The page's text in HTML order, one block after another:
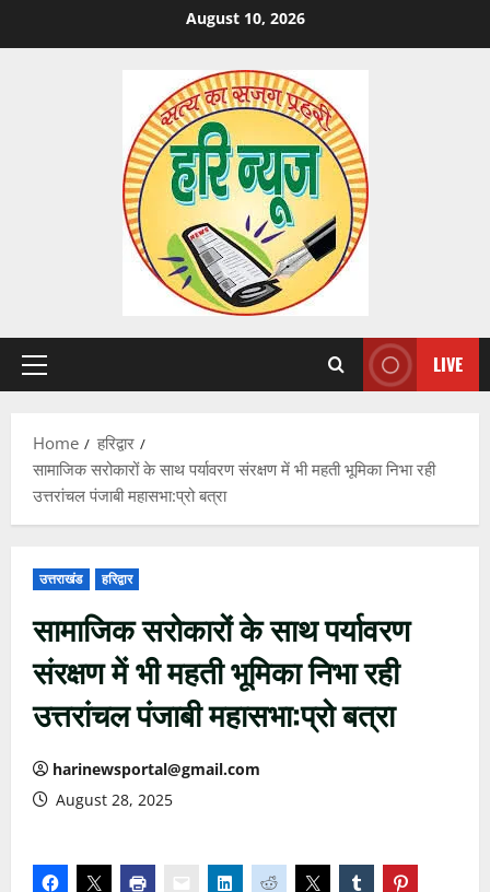
August 10, 2026
Primary
LIVE
Home
हरिद्वार
सामाजिक सरोकारों के साथ पर्यावरण संरक्षण में भी महती भूमिका निभा रही
उत्तरांचल पंजाबी महासभा:प्रो बत्रा
उत्तराखंड हरिद्वार
सामाजिक सरोकारों के साथ पर्यावरण
संरक्षण में भी महती भूमिका निभा रही
उत्तरांचल पंजाबी महासभा:प्रो बत्रा
harinewsportal@gmail.com
August 28, 2025